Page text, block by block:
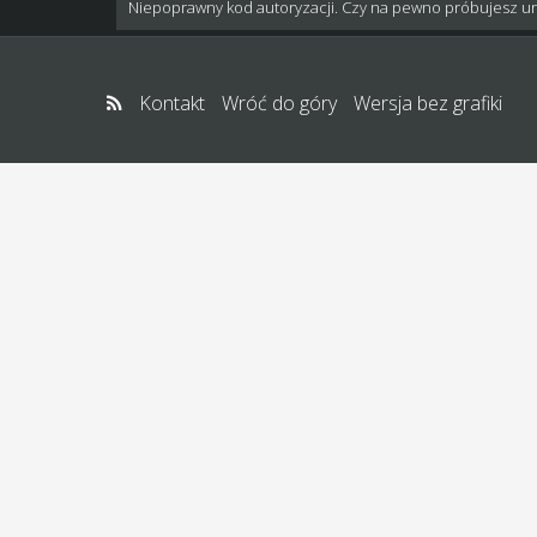
Niepoprawny kod autoryzacji. Czy na pewno próbujesz
Kontakt Wróć do góry Wersja bez grafiki